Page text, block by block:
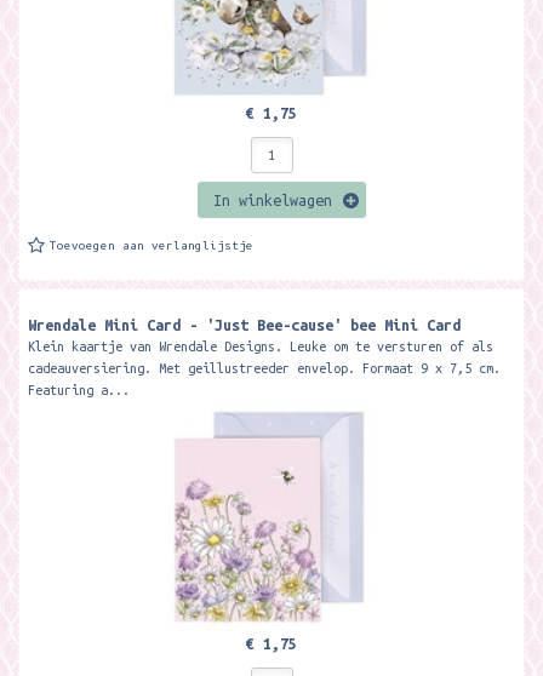
€ 1,75
In winkelwagen
Toevoegen aan verlanglijstje
Wrendale Mini Card - 'Just Bee-cause' bee Mini Card
Klein kaartje van Wrendale Designs. Leuke om te versturen of als
cadeauversiering. Met geillustreeder envelop. Formaat 9 x 7,5 cm.
Featuring a...
€ 1,75